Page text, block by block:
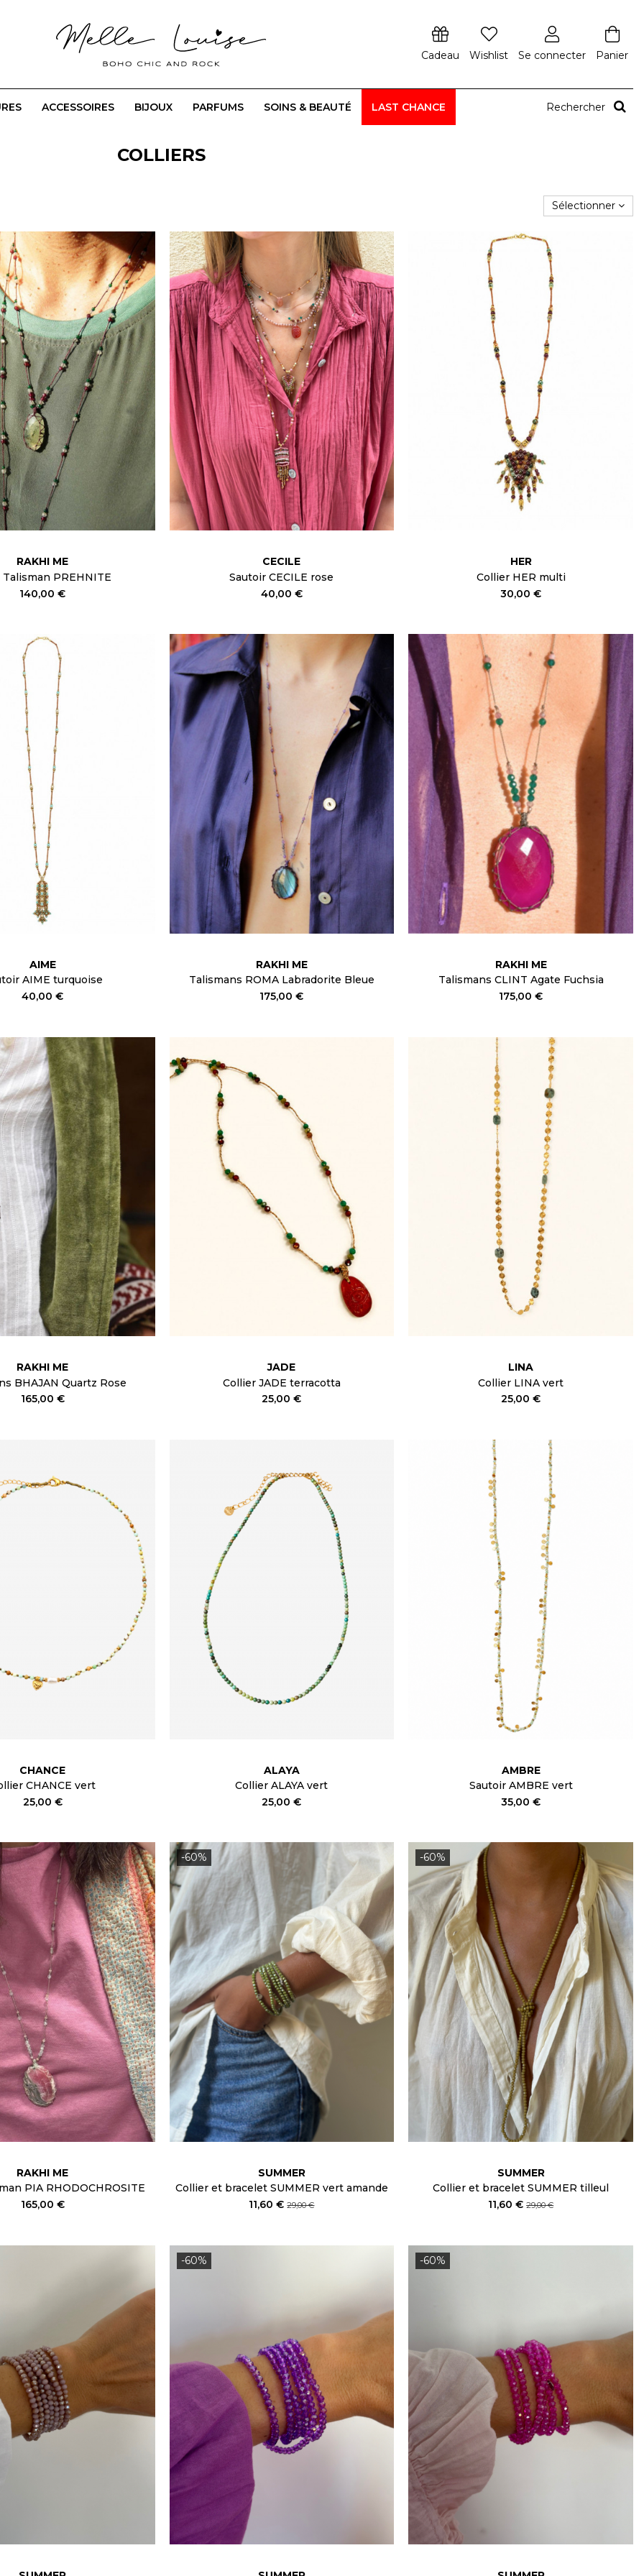
Cadeau Wishlist Se connecter Panier
ACCESSOIRES BIJOUX PARFUMS SOINS & BEAUTÉ LAST CHANCE Rechercher
COLLIERS
Sélectionner
RAKHI ME
PREHNITE
140,00 €
CECILE
Sautoir CECILE rose
40,00 €
HER
Collier HER multi
30,00 €
AIME
AIME turquoise
40,00 €
RAKHI ME
Talismans ROMA Labradorite Bleue
175,00 €
RAKHI ME
Talismans CLINT Agate Fuchsia
175,00 €
RAKHI ME
BHAJAN Quartz Rose
165,00 €
JADE
Collier JADE terracotta
25,00 €
LINA
Collier LINA vert
25,00 €
CHANCE
CHANCE vert
25,00 €
ALAYA
Collier ALAYA vert
25,00 €
AMBRE
Sautoir AMBRE vert
35,00 €
RAKHI ME
PIA RHODOCHROSITE
165,00 €
-60%
SUMMER
Collier et bracelet SUMMER vert amande
11,60 €29,00 €
-60%
SUMMER
Collier et bracelet SUMMER tilleul
11,60 €29,00 €
-60% -60%